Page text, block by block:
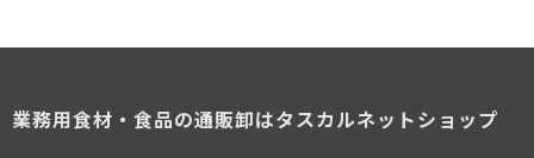
業務用食材・食品の通販卸はタスカルネットショップ